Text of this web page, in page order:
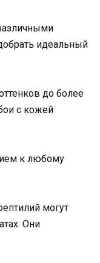
идеальный
до более
с кожей
к любому
могут
Они